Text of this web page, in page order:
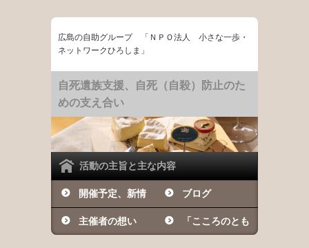
広島の自助グループ 「ＮＰＯ法人 小さな一歩・
ネットワークひろしま」
自死遺族支援、自死（自殺）防止のた
めの支え合い
活動の主旨と主な内容
開催予定、新情
報など
ブログ
主催者の想い 「こころのとも